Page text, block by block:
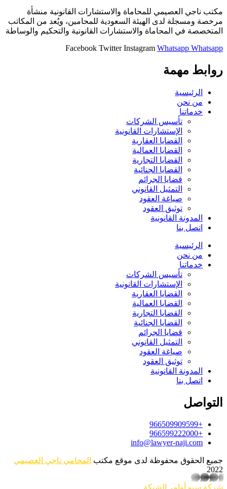
مكتب ناجي العصيمي للمحاماة والاستشارات القانونية منشأة
مرخصة ومسجلة لدى الهيئة السعودية للمحامين، ويُعد من المكاتب
المتخصصة في المحاماة والاستشارات القانونية والتحكيم والوساطة
Facebook Twitter Instagram Whatsapp Whatsapp
روابط مهمة
الرئيسية
من نحن
خدماتنا
تأسيس الشركات
الإستشارات القانونية
القضايا العقارية
القضايا العمالية
القضايا التجارية
القضايا الجنائية
قضايا الجرائم
التمثيل القانوني
صياغة العقود
توثيق العقود
المدونة القانونية
اتصل بنا
الرئيسية
من نحن
خدماتنا
تأسيس الشركات
الإستشارات القانونية
القضايا العقارية
القضايا العمالية
القضايا التجارية
القضايا الجنائية
قضايا الجرائم
التمثيل القانوني
صياغة العقود
توثيق العقود
المدونة القانونية
اتصل بنا
التواصل
+966509909599
+966599222000
info@lawyer-naji.com
جميع الحقوق محفوظة لدى موقع مكتب المحامي ناجي العصيمي
2022
شركة سيو أوامر الشبكة
whatsapp